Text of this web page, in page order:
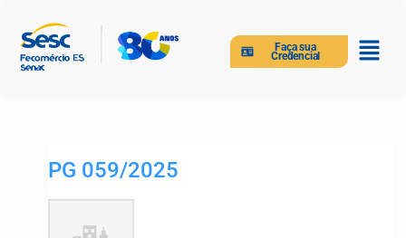
Faça sua
Credencial
PG 059/2025